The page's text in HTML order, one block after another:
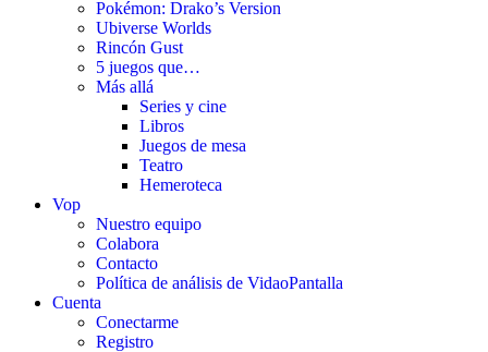
Pokémon: Drako’s Version
Ubiverse Worlds
Rincón Gust
5 juegos que…
Más allá
Series y cine
Libros
Juegos de mesa
Teatro
Hemeroteca
Vop
Nuestro equipo
Colabora
Contacto
Política de análisis de VidaoPantalla
Cuenta
Conectarme
Registro